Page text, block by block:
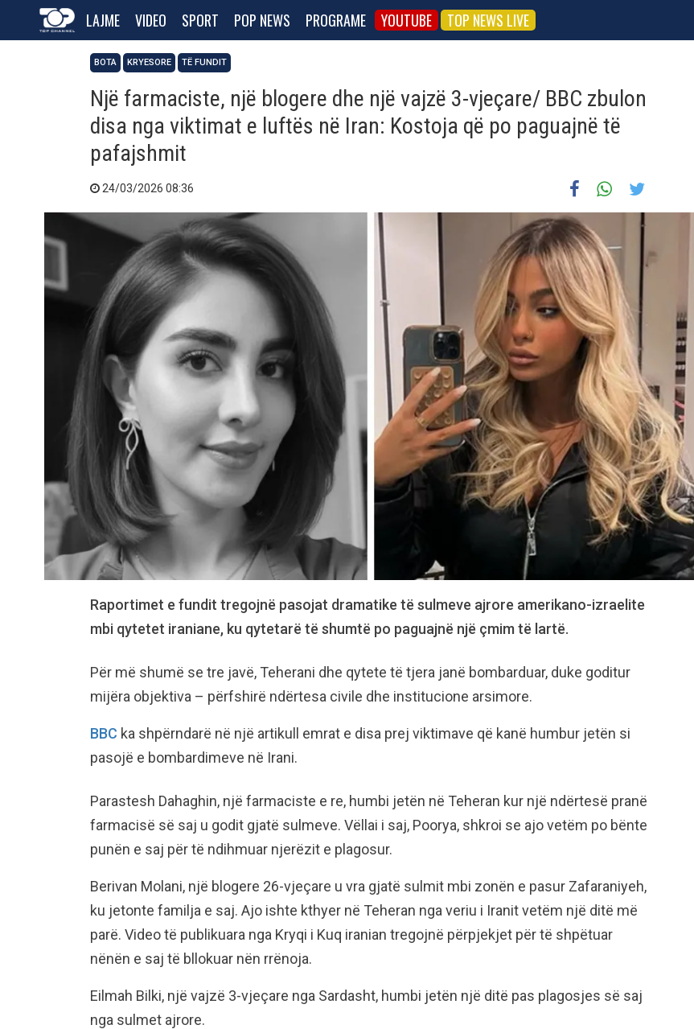
LAJME VIDEO SPORT POP NEWS PROGRAME YOUTUBE TOP NEWS LIVE
BOTA KRYESORE TË FUNDIT
Një farmaciste, një blogere dhe një vajzë 3-vjeçare/ BBC zbulon
disa nga viktimat e luftës në Iran: Kostoja që po paguajnë të
pafajshmit
24/03/2026 08:36
Raportimet e fundit tregojnë pasojat dramatike të sulmeve ajrore amerikano-izraelite
mbi qytetet iraniane, ku qytetarë të shumtë po paguajnë një çmim të lartë.
Për më shumë se tre javë, Teherani dhe qytete të tjera janë bombarduar, duke goditur
mijëra objektiva – përfshirë ndërtesa civile dhe institucione arsimore.
BBC ka shpërndarë në një artikull emrat e disa prej viktimave që kanë humbur jetën si
pasojë e bombardimeve në Irani.
Parastesh Dahaghin, një farmaciste e re, humbi jetën në Teheran kur një ndërtesë pranë
farmacisë së saj u godit gjatë sulmeve. Vëllai i saj, Poorya, shkroi se ajo vetëm po bënte
punën e saj për të ndihmuar njerëzit e plagosur.
Berivan Molani, një blogere 26-vjeçare u vra gjatë sulmit mbi zonën e pasur Zafaraniyeh,
ku jetonte familja e saj. Ajo ishte kthyer në Teheran nga veriu i Iranit vetëm një ditë më
parë. Video të publikuara nga Kryqi i Kuq iranian tregojnë përpjekjet për të shpëtuar
nënën e saj të bllokuar nën rrënoja.
Eilmah Bilki, një vajzë 3-vjeçare nga Sardasht, humbi jetën një ditë pas plagosjes së saj
nga sulmet ajrore.